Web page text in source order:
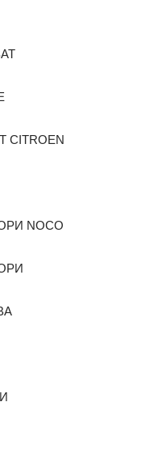
CITROEN
NOCO